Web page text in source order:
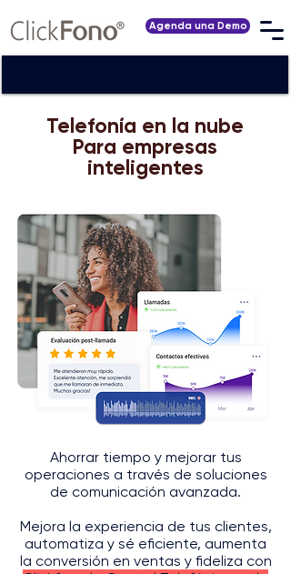
Agenda una Demo
Telefonía en la nube
Para empresas
inteligentes
Ahorrar tiempo y mejorar tus
operaciones a través de soluciones
de comunicación avanzada.
Mejora la experiencia de tus clientes,
automatiza y sé eficiente, aumenta
la conversión en ventas y fideliza con